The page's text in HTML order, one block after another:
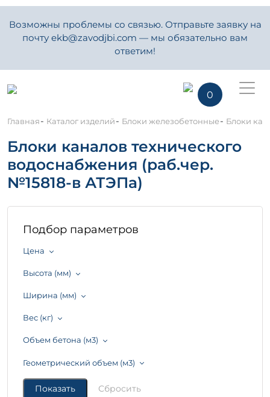
Возможны проблемы со связью. Отправьте заявку на
почту ekb@zavodjbi.com — мы обязательно вам
ответим!
0
Главная- Каталог изделий- Блоки железобетонные- Блоки
Блоки каналов технического
водоснабжения (раб.чер.
№15818-в АТЭПа)
Подбор параметров
Цена
Высота (мм)
Ширина (мм)
Вес (кг)
Объем бетона (м3)
Геометрический объем (м3)